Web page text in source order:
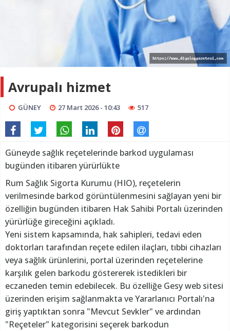
Avrupalı hizmet
GÜNEY 27 Mart 2026 - 10:43 517
Güneyde sağlık reçetelerinde barkod uygulaması
bugünden itibaren yürürlükte
Rum Sağlık Sigorta Kurumu (HIO), reçetelerin
verilmesinde barkod görüntülenmesini sağlayan yeni bir
özelliğin bugünden itibaren Hak Sahibi Portalı üzerinden
yürürlüğe gireceğini açıkladı.
Yeni sistem kapsamında, hak sahipleri, tedavi eden
doktorları tarafından reçete edilen ilaçları, tıbbi cihazları
veya sağlık ürünlerini, portal üzerinden reçetelerine
karşılık gelen barkodu göstererek istedikleri bir
eczaneden temin edebilecek. Bu özelliğe Gesy web sitesi
üzerinden erişim sağlanmakta ve Yararlanıcı Portalı'na
giriş yaptıktan sonra "Mevcut Sevkler" ve ardından
"Reçeteler" kategorisini seçerek barkodun